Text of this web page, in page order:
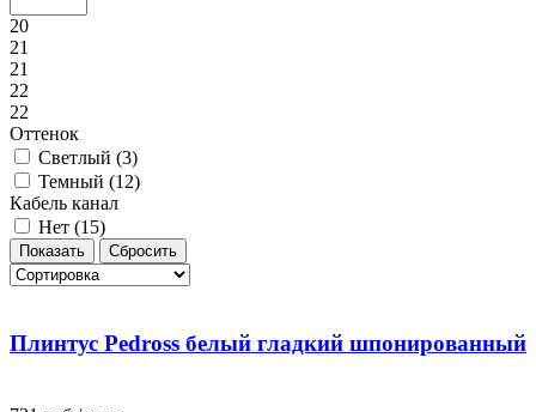
20
21
21
22
22
Оттенок
Светлый (3)
Темный (12)
Кабель канал
Нет (15)
Плинтус Pedross белый гладкий шпонированный